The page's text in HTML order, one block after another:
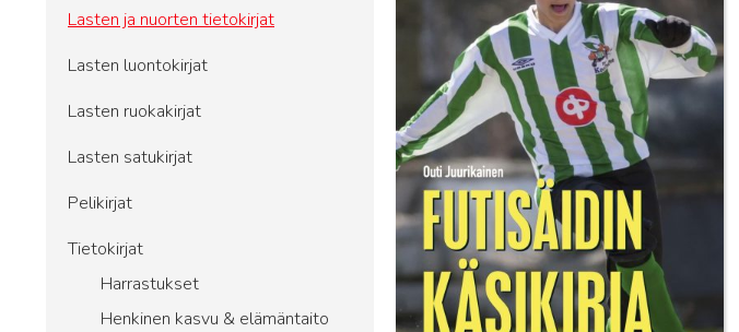
Lasten ja nuorten tietokirjat
Lasten luontokirjat
Lasten ruokakirjat
Lasten satukirjat
Pelikirjat
Tietokirjat
Harrastukset
Henkinen kasvu & elämäntaito